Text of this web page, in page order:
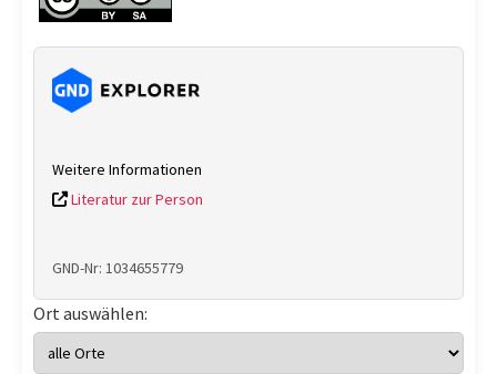
Weitere Informationen
Literatur zur Person
GND-Nr: 1034655779
Ort auswählen: